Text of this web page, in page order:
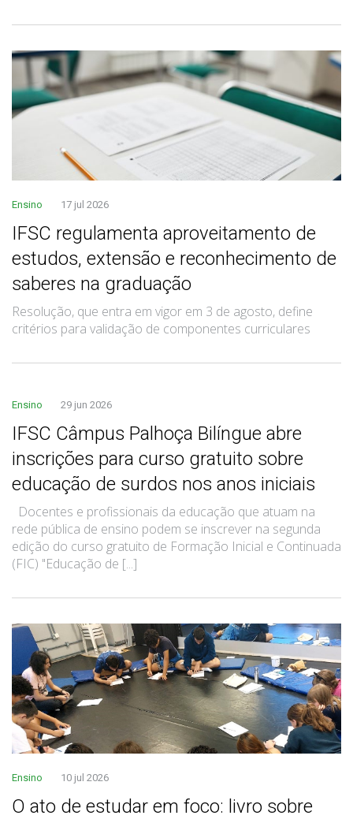
Ensino 17 jul 2026
IFSC regulamenta aproveitamento de
estudos, extensão e reconhecimento de
saberes na graduação
Resolução, que entra em vigor em 3 de agosto, define
critérios para validação de componentes curriculares
Ensino 29 jun 2026
IFSC Câmpus Palhoça Bilíngue abre
inscrições para curso gratuito sobre
educação de surdos nos anos iniciais
Docentes e profissionais da educação que atuam na
rede pública de ensino podem se inscrever na segunda
edição do curso gratuito de Formação Inicial e Continuada
(FIC) "Educação de [...]
Ensino 10 jul 2026
O ato de estudar em foco: livro sobre